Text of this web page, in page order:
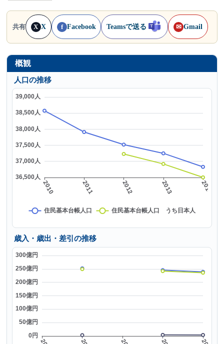
共有 X X f Facebook Teamsで送る ✉ Gmail
概観
人口の推移
歳入・歳出・差引の推移